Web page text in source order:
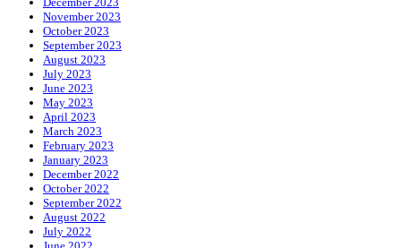
November 2023
October 2023
September 2023
August 2023
July 2023
June 2023
May 2023
April 2023
March 2023
February 2023
January 2023
December 2022
October 2022
September 2022
August 2022
July 2022